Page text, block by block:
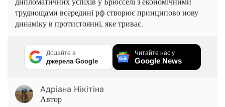
труднощами всередині рф створює принципово нову
динаміку в протистоянні, яке триває.
Додайте в
джерела Google
Читайте нас у
Google News
Адріана Нікітіна
Автор